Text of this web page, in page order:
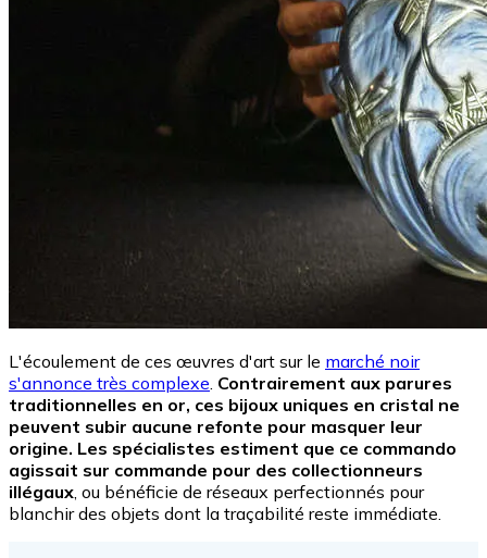
L'écoulement de ces œuvres d'art sur le marché noir
s'annonce très complexe. Contrairement aux parures
traditionnelles en or, ces bijoux uniques en cristal ne
peuvent subir aucune refonte pour masquer leur
origine. Les spécialistes estiment que ce commando
agissait sur commande pour des collectionneurs
illégaux, ou bénéficie de réseaux perfectionnés pour
blanchir des objets dont la traçabilité reste immédiate.